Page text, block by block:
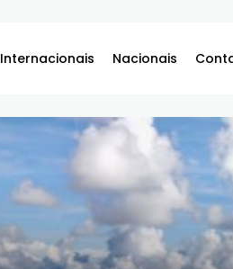
Internacionais Nacionais